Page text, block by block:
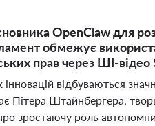
OpenClaw для
обмежує
прав через ШІ-відео
інновацій відбуваються
Пітера Штайнбергера,
зростаючу роль